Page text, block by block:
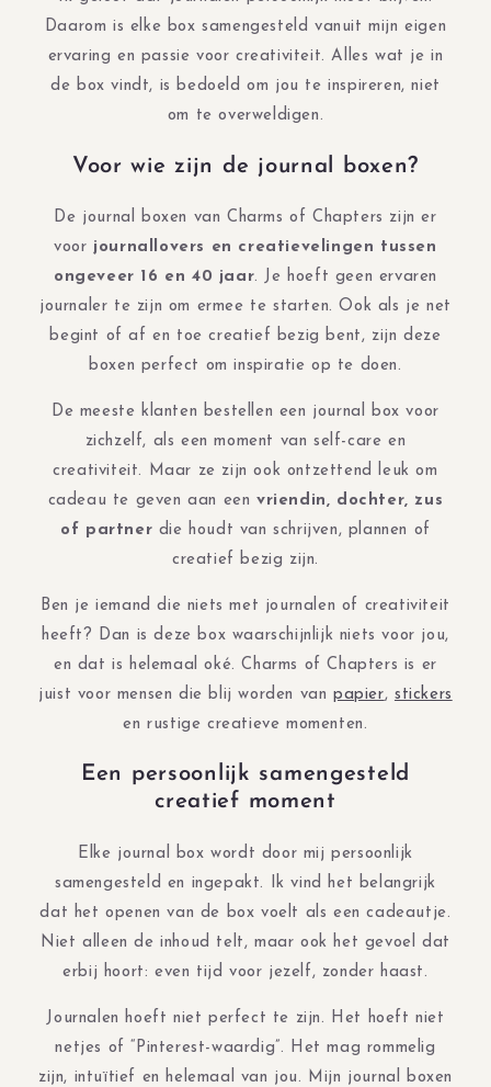
Daarom is elke box samengesteld vanuit mijn eigen
ervaring en passie voor creativiteit. Alles wat je in
de box vindt, is bedoeld om jou te inspireren, niet
om te overweldigen.
Voor wie zijn de journal boxen?
De journal boxen van Charms of Chapters zijn er
voor journallovers en creatievelingen tussen
ongeveer 16 en 40 jaar. Je hoeft geen ervaren
journaler te zijn om ermee te starten. Ook als je net
begint of af en toe creatief bezig bent, zijn deze
boxen perfect om inspiratie op te doen.
De meeste klanten bestellen een journal box voor
zichzelf, als een moment van self-care en
creativiteit. Maar ze zijn ook ontzettend leuk om
cadeau te geven aan eenvriendin, dochter, zus
of partner die houdt van schrijven, plannen of
creatief bezig zijn.
Ben je iemand die niets met journalen of creativiteit
heeft? Dan is deze box waarschijnlijk niets voor jou,
en dat is helemaal oké. Charms of Chapters is er
juist voor mensen die blij worden vanpapier, stickers
en rustige creatieve momenten.
Een persoonlijk samengesteld
creatief moment
Elke journal box wordt door mij persoonlijk
samengesteld en ingepakt. Ik vind het belangrijk
dat het openen van de box voelt als een cadeautje.
Niet alleen de inhoud telt, maar ook het gevoel dat
erbij hoort: even tijd voor jezelf, zonder haast.
Journalen hoeft niet perfect te zijn. Het hoeft niet
netjes of “Pinterest-waardig”. Het mag rommelig
zijn, intuïtief en helemaal van jou. Mijn journal boxen